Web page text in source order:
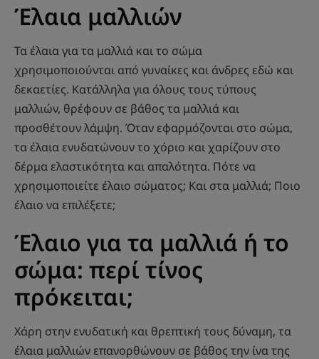
Έλαια μαλλιών
Τα έλαια για τα μαλλιά και το σώμα
χρησιμοποιούνται από γυναίκες και άνδρες εδώ και
δεκαετίες. Κατάλληλα για όλους τους τύπους
μαλλιών, θρέφουν σε βάθος τα μαλλιά και
προσθέτουν λάμψη. Όταν εφαρμόζονται στο σώμα,
τα έλαια ενυδατώνουν το χόριο και χαρίζουν στο
δέρμα ελαστικότητα και απαλότητα. Πότε να
χρησιμοποιείτε έλαιο σώματος; Και στα μαλλιά; Ποιο
έλαιο να επιλέξετε;
Έλαιο για τα μαλλιά ή το
σώμα: περί τίνος
πρόκειται;
Χάρη στην ενυδατική και θρεπτική τους δύναμη, τα
έλαια μαλλιών επανορθώνουν σε βάθος την ίνα της